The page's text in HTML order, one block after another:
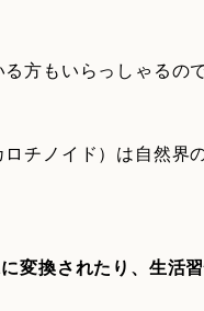
方もいらっしゃるの
チノイド）は自然界
変換されたり、生活